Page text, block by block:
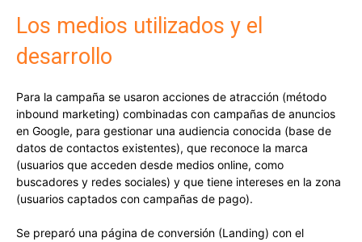
Los medios utilizados y el
desarrollo
Para la campaña se usaron acciones de atracción (método
inbound marketing) combinadas con campañas de anuncios
en Google, para gestionar una audiencia conocida (base de
datos de contactos existentes), que reconoce la marca
(usuarios que acceden desde medios online, como
buscadores y redes sociales) y que tiene intereses en la zona
(usuarios captados con campañas de pago).
Se preparó una página de conversión (Landing) con el